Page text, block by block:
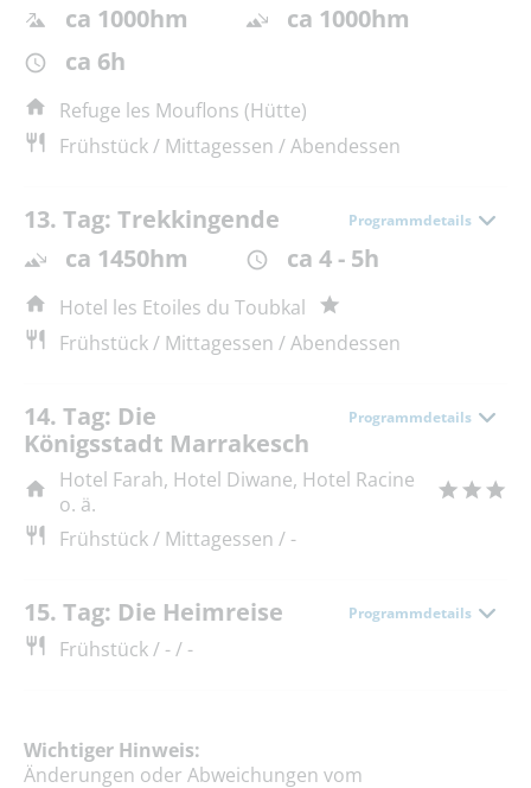
ca 1000hm
ca 1000hm
ca 6h
Refuge les Mouflons (Hütte)
Frühstück / Mittagessen / Abendessen
13. Tag: Trekkingende Programmdetails
ca 1450hm ca 4 - 5h
Hotel les Etoiles du Toubkal
Frühstück / Mittagessen / Abendessen
14. Tag: Die
Königsstadt Marrakesch
Programmdetails
Hotel Farah, Hotel Diwane, Hotel Racine
o. ä.
Frühstück / Mittagessen / -
15. Tag: Die Heimreise Programmdetails
Frühstück / - / -
Wichtiger Hinweis:
Änderungen oder Abweichungen vom